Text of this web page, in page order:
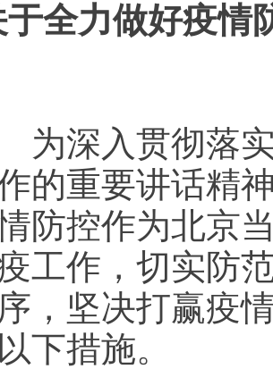
于全力做好疫情
深入贯彻落实
的重要讲话精
防控作为北京
工作，切实防
，坚决打赢疫
下措施。